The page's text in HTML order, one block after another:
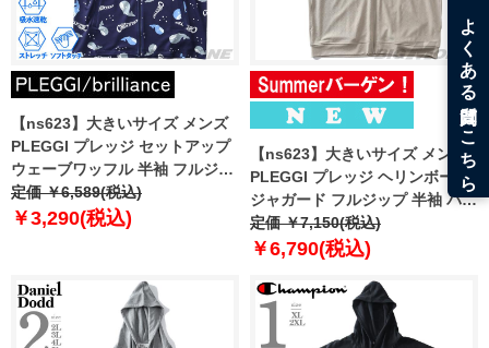
【ns623】大きいサイズ メンズ
PLEGGI プレッジ セットアップ
ウェーブワッフル 半袖 フルジッ
プ パーカー 接触冷感 吸水速乾
ストレッチ 65-45710-2
定価 ￥6,589(税込)
￥3,290(税込)
【ns623】大きいサイズ メンズ
PLEGGI プレッジ ヘリンボーン
ジャガード フルジップ 半袖 パー
カー 春夏新作 66-48275-2
定価 ￥7,150(税込)
￥6,790(税込)